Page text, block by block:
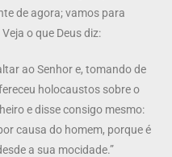
de agora; vamos para
o que Deus diz:
ao Senhor e, tomando de
holocaustos sobre o
e disse consigo mesmo:
causa do homem, porque é
a sua mocidade.”